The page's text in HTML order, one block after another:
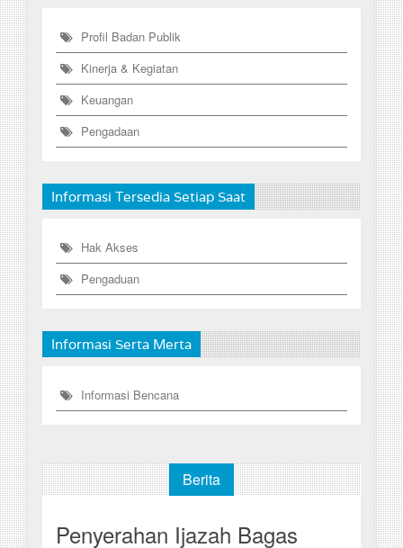
Profil Badan Publik
Kinerja & Kegiatan
Keuangan
Pengadaan
Informasi Tersedia Setiap Saat
Hak Akses
Pengaduan
Informasi Serta Merta
Informasi Bencana
Berita
Penyerahan Ijazah Bagas